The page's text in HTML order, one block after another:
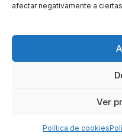
afectar negativamente a
Ver
Política de cookies
PROGRAMA KIT DIGITAL
GENERATION (EU) DEL